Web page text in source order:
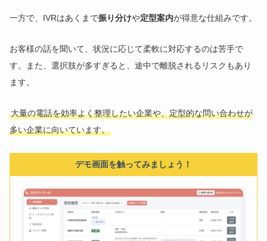
一方で、IVRはあくまで振り分けや定型案内が得意な仕組みです。
お客様の話を聞いて、状況に応じて柔軟に対応するのは苦手で
す。また、選択肢が多すぎると、途中で離脱されるリスクもあり
ます。
大量の電話を効率よく整理したい企業や、定型的な問い合わせが
多い企業に向いています。
デモ画面を触ってみましょう！